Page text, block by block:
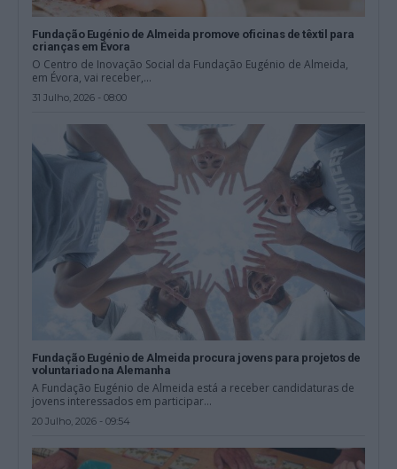
Fundação Eugénio de Almeida promove oficinas de têxtil para
crianças em Évora
O Centro de Inovação Social da Fundação Eugénio de Almeida,
em Évora, vai receber,...
31 Julho, 2026 - 08:00
Fundação Eugénio de Almeida procura jovens para projetos de
voluntariado na Alemanha
A Fundação Eugénio de Almeida está a receber candidaturas de
jovens interessados em participar...
20 Julho, 2026 - 09:54